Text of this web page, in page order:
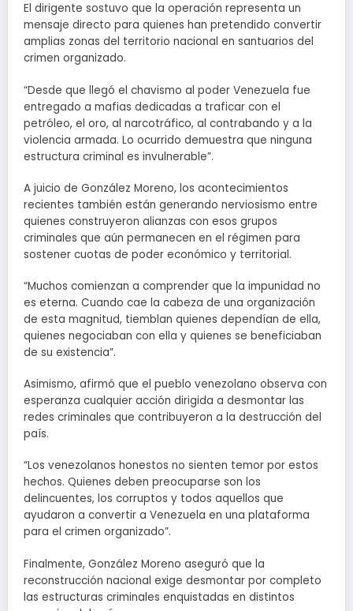
El dirigente sostuvo que la operación representa un
mensaje directo para quienes han pretendido convertir
amplias zonas del territorio nacional en santuarios del
crimen organizado.
“Desde que llegó el chavismo al poder Venezuela fue
entregado a mafias dedicadas a traficar con el
petróleo, el oro, al narcotráfico, al contrabando y a la
violencia armada. Lo ocurrido demuestra que ninguna
estructura criminal es invulnerable”.
A juicio de González Moreno, los acontecimientos
recientes también están generando nerviosismo entre
quienes construyeron alianzas con esos grupos
criminales que aún permanecen en el régimen para
sostener cuotas de poder económico y territorial.
“Muchos comienzan a comprender que la impunidad no
es eterna. Cuando cae la cabeza de una organización
de esta magnitud, tiemblan quienes dependían de ella,
quienes negociaban con ella y quienes se beneficiaban
de su existencia”.
Asimismo, afirmó que el pueblo venezolano observa con
esperanza cualquier acción dirigida a desmontar las
redes criminales que contribuyeron a la destrucción del
país.
“Los venezolanos honestos no sienten temor por estos
hechos. Quienes deben preocuparse son los
delincuentes, los corruptos y todos aquellos que
ayudaron a convertir a Venezuela en una plataforma
para el crimen organizado”.
Finalmente, González Moreno aseguró que la
reconstrucción nacional exige desmontar por completo
las estructuras criminales enquistadas en distintos